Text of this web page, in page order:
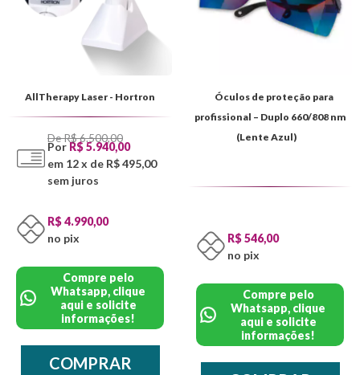
AllTherapy Laser - Hortron
De R$ 6.500,00
PorR$ 5.940,00
em 12 x de R$ 495,00
sem juros
R$ 4.990,00
no pix
Compre pelo
Whatsapp, clique
aqui e solicite
informações!
COMPRAR
Óculos de proteção para
profissional – Duplo 660/808 nm
(Lente Azul)
R$ 546,00
no pix
Compre pelo
Whatsapp, clique
aqui e solicite
informações!